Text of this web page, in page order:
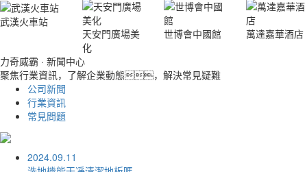
武漢火車站
天安門廣場美
化
世博會中國館
萬達嘉華酒店
力奇威霸 · 新聞中心
聚焦行業資訊，了解企業動態，解決常見疑難
公司新聞
行業資訊
常見問題
2024.09.11